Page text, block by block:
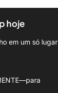
hoje
em um só lugar